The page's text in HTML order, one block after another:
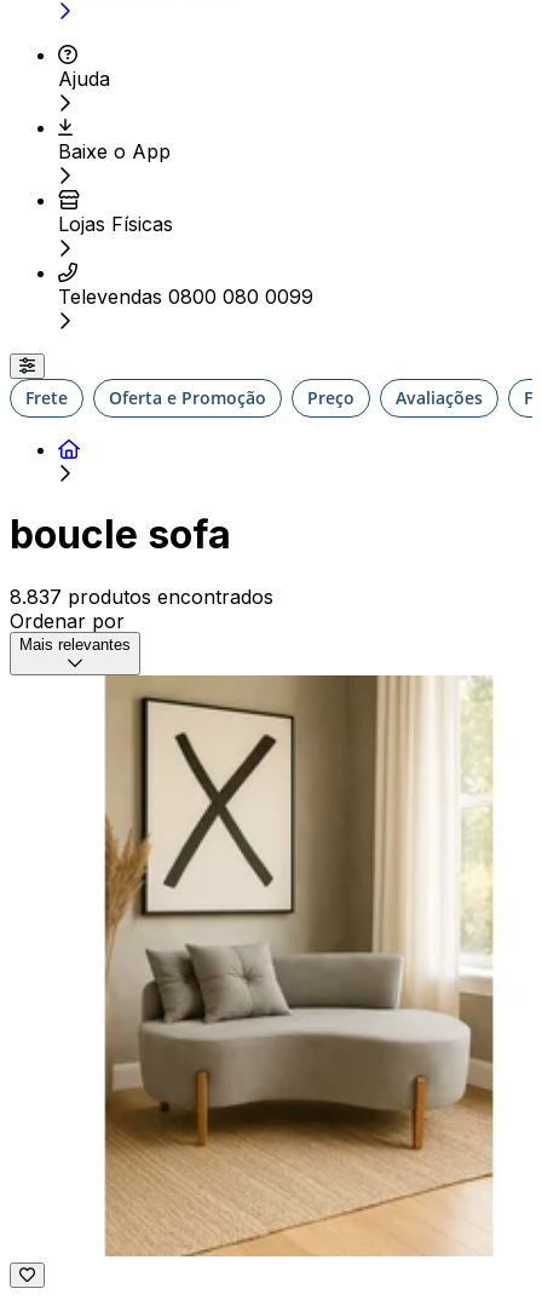
Ajuda
Baixe o App
Lojas Físicas
Televendas 0800 080 0099
Frete Oferta e Promoção Preço Avaliações
boucle sofa
8.837 produtos encontrados
Ordenar por
Mais relevantes